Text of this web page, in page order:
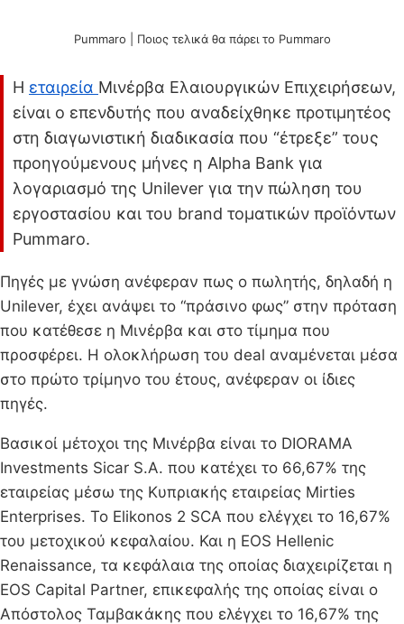
Pummaro | Ποιος τελικά θα πάρει το Pummaro
Η εταιρεία Μινέρβα Ελαιουργικών Επιχειρήσεων,
είναι ο επενδυτής που αναδείχθηκε προτιμητέος
στη διαγωνιστική διαδικασία που “έτρεξε” τους
προηγούμενους μήνες η Alpha Bank για
λογαριασμό της Unilever για την πώληση του
εργοστασίου και του brand τοματικών προϊόντων
Pummaro.
Πηγές με γνώση ανέφεραν πως ο πωλητής, δηλαδή η
Unilever, έχει ανάψει το “πράσινο φως” στην πρόταση
που κατέθεσε η Μινέρβα και στο τίμημα που
προσφέρει. Η ολοκλήρωση του deal αναμένεται μέσα
στο πρώτο τρίμηνο του έτους, ανέφεραν οι ίδιες
πηγές.
Βασικοί μέτοχοι της Μινέρβα είναι το DIORAMA
Investments Sicar S.A. που κατέχει το 66,67% της
εταιρείας μέσω της Κυπριακής εταιρείας Mirties
Enterprises. Το Elikonos 2 SCA που ελέγχει το 16,67%
του μετοχικού κεφαλαίου. Και η EOS Hellenic
Renaissance, τα κεφάλαια της οποίας διαχειρίζεται η
EOS Capital Partner, επικεφαλής της οποίας είναι ο
Απόστολος Ταμβακάκης που ελέγχει το 16,67% της